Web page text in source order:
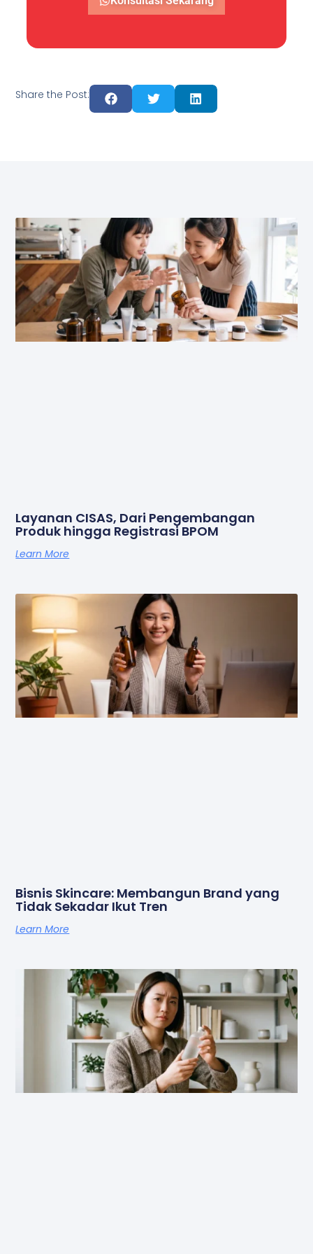
Share the Post:
Layanan CISAS, Dari Pengembangan
Produk hingga Registrasi BPOM
Learn More
Bisnis Skincare: Membangun Brand yang
Tidak Sekadar Ikut Tren
Learn More